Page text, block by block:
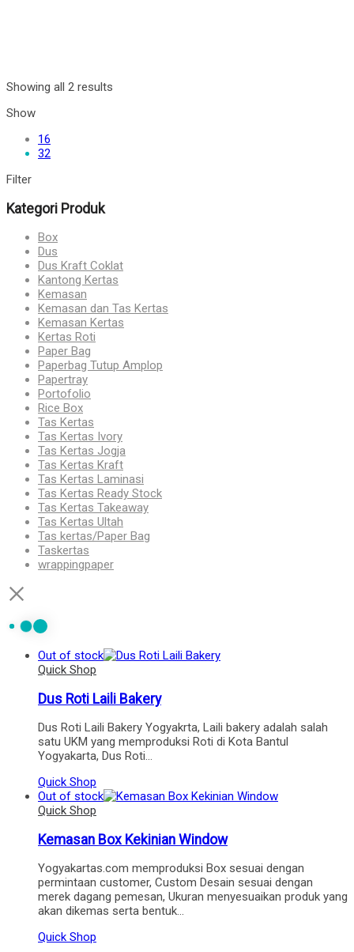
Showing all 2 results
Show
16
32
Filter
Kategori Produk
Box
Dus
Dus Kraft Coklat
Kantong Kertas
Kemasan
Kemasan dan Tas Kertas
Kemasan Kertas
Kertas Roti
Paper Bag
Paperbag Tutup Amplop
Papertray
Portofolio
Rice Box
Tas Kertas
Tas Kertas Ivory
Tas Kertas Jogja
Tas Kertas Kraft
Tas Kertas Laminasi
Tas Kertas Ready Stock
Tas Kertas Takeaway
Tas Kertas Ultah
Tas kertas/Paper Bag
Taskertas
wrappingpaper
Out of stock
Quick Shop
Dus Roti Laili Bakery
Dus Roti Laili Bakery Yogyakrta, Laili bakery adalah salah
satu UKM yang memproduksi Roti di Kota Bantul
Yogyakarta, Dus Roti…
Quick Shop
Out of stock
Quick Shop
Kemasan Box Kekinian Window
Yogyakartas.com memproduksi Box sesuai dengan
permintaan customer, Custom Desain sesuai dengan
merek dagang pemesan, Ukuran menyesuaikan produk yang
akan dikemas serta bentuk…
Quick Shop